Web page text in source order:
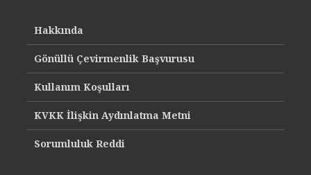
Hakkında
Gönüllü Çevirmenlik Başvurusu
Kullanım Koşulları
KVKK İlişkin Aydınlatma Metni
Sorumluluk Reddi